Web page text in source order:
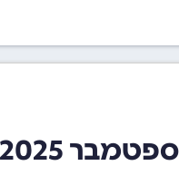
(09/2025)